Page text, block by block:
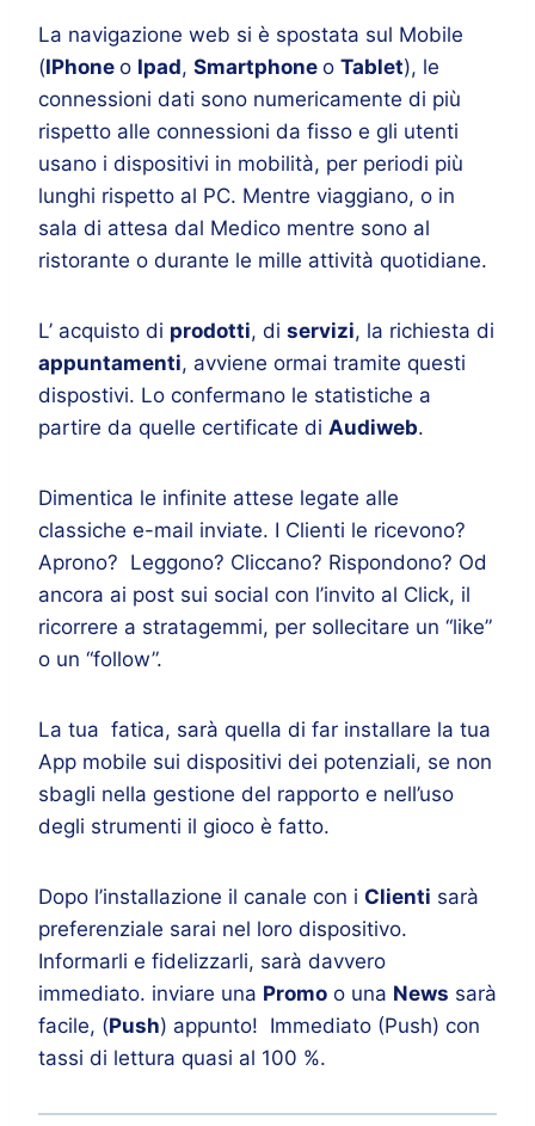
La navigazione web si è spostata sul Mobile
(IPhone o Ipad, Smartphone o Tablet), le
connessioni dati sono numericamente di più
rispetto alle connessioni da fisso e gli utenti
usano i dispositivi in mobilità, per periodi più
lunghi rispetto al PC. Mentre viaggiano, o in
sala di attesa dal Medico mentre sono al
ristorante o durante le mille attività quotidiane.
L’ acquisto di prodotti, di servizi, la richiesta di
appuntamenti, avviene ormai tramite questi
dispostivi. Lo confermano le statistiche a
partire da quelle certificate di Audiweb.
Dimentica le infinite attese legate alle
classiche e-mail inviate. I Clienti le ricevono?
Aprono? Leggono? Cliccano? Rispondono? Od
ancora ai post sui social con l’invito al Click, il
ricorrere a stratagemmi, per sollecitare un “like”
o un “follow”.
La tua fatica, sarà quella di far installare la tua
App mobile sui dispositivi dei potenziali, se non
sbagli nella gestione del rapporto e nell’uso
degli strumenti il gioco è fatto.
Dopo l’installazione il canale con i Clienti sarà
preferenziale sarai nel loro dispositivo.
Informarli e fidelizzarli, sarà davvero
immediato. inviare una Promo o una News sarà
facile, (Push) appunto! Immediato (Push) con
tassi di lettura quasi al 100 %.